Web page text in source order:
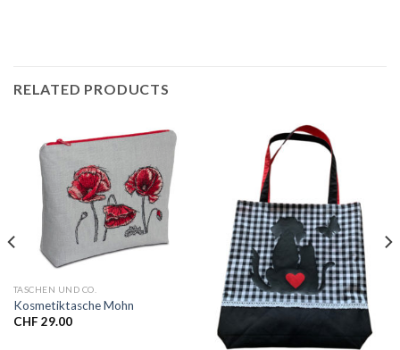
RELATED PRODUCTS
TASCHEN UND CO.
Kosmetiktasche Mohn
CHF 29.00